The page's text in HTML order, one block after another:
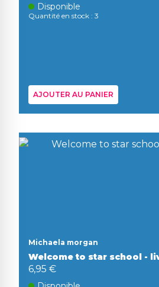
Disponible
Quantité en stock : 3
AJOUTER AU PANIER
Michaela morgan
Welcome to star school -
6,95 €